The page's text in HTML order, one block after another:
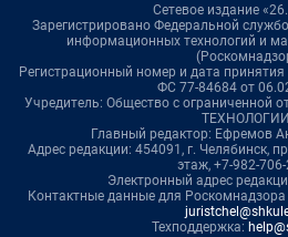
Сетевое издание
Зарегистрировано Федеральной
информационных технологий и
Регистрационный номер и дата
ФС 77-84684 от
Учредитель: Общество с ограниченной
Главный редактор: Ефремов
Адрес редакции: 454091, г. Челябинск,
этаж, +7-982-
Электронный адрес
Контактные данные для Роскомнадзора
Техподдержка: